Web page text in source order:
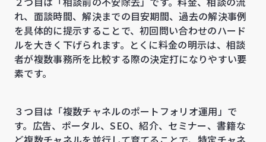
れ、面談時間、解決までの目安期間、過去の解決事例
を具体的に提示することで、初回問い合わせのハード
ルを大きく下げられます。とくに料金の明示は、相談
者が複数事務所を比較する際の決定打になりやすい要
素です。
３つ目は「複数チャネルのポートフォリオ運用」で
す。広告、ポータル、SEO、紹介、セミナー、書籍な